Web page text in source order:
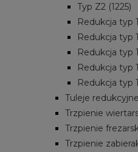
Typ Z2 (1225)
Redukcja typ
Redukcja typ
Redukcja typ
Redukcja typ
Redukcja typ
Tuleje redukcyjne
Trzpienie
Trzpienie
Trzpienie